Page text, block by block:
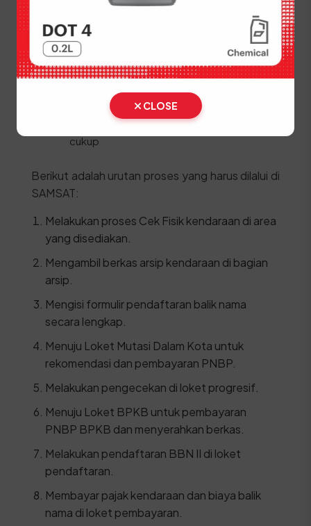
STNK Asli
KTP Pemilik Baru yang asli
SKPD Asli
BPKB Asli dan fotokopi
Kwitansi pembelian kendaraan bermaterai
cukup
Berikut adalah urutan proses yang harus dilalui di
SAMSAT:
Melakukan proses Cek Fisik kendaraan di area
yang disediakan.
Mengambil berkas arsip kendaraan di bagian
arsip.
Mengisi formulir pendaftaran balik nama
secara lengkap.
Menuju Loket Mutasi Dalam Kota untuk
rekomendasi dan pembayaran PNBP.
Melakukan pengecekan di loket progresif.
Menuju Loket BPKB untuk pembayaran
PNBP BPKB dan menyerahkan berkas.
Melakukan pendaftaran BBN II di loket
pendaftaran.
Membayar pajak kendaraan dan biaya balik
nama di loket pembayaran.
CLOSE